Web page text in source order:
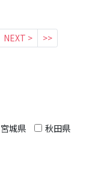
NEXT > >>
宮城県
秋田県